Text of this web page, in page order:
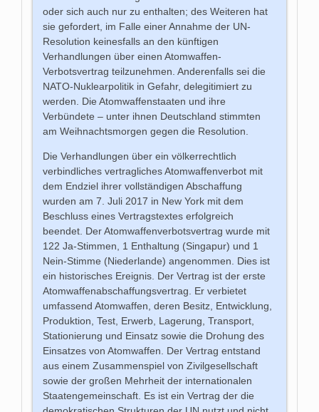
oder sich auch nur zu enthalten; des Weiteren hat
sie gefordert, im Falle einer Annahme der UN-
Resolution keinesfalls an den künftigen
Verhandlungen über einen Atomwaffen-
Verbotsvertrag teilzunehmen. Anderenfalls sei die
NATO-Nuklearpolitik in Gefahr, delegitimiert zu
werden. Die Atomwaffenstaaten und ihre
Verbündete – unter ihnen Deutschland stimmten
am Weihnachtsmorgen gegen die Resolution.
Die Verhandlungen über ein völkerrechtlich
verbindliches vertragliches Atomwaffenverbot mit
dem Endziel ihrer vollständigen Abschaffung
wurden am 7. Juli 2017 in New York mit dem
Beschluss eines Vertragstextes erfolgreich
beendet. Der Atomwaffenverbotsvertrag wurde mit
122 Ja-Stimmen, 1 Enthaltung (Singapur) und 1
Nein-Stimme (Niederlande) angenommen. Dies ist
ein historisches Ereignis. Der Vertrag ist der erste
Atomwaffenabschaffungsvertrag. Er verbietet
umfassend Atomwaffen, deren Besitz, Entwicklung,
Produktion, Test, Erwerb, Lagerung, Transport,
Stationierung und Einsatz sowie die Drohung des
Einsatzes von Atomwaffen. Der Vertrag entstand
aus einem Zusammenspiel von Zivilgesellschaft
sowie der großen Mehrheit der internationalen
Staatengemeinschaft. Es ist ein Vertrag der die